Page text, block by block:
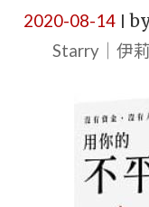
2020-08-14|
Starry｜伊